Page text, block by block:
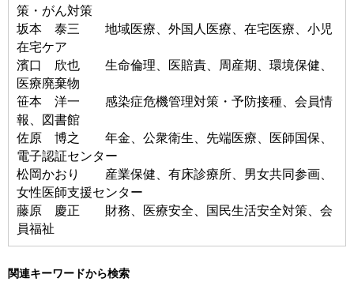
策・がん対策
坂本 泰三 地域医療、外国人医療、在宅医療、小児
在宅ケア
濱口 欣也 生命倫理、医賠責、周産期、環境保健、
医療廃棄物
笹本 洋一 感染症危機管理対策・予防接種、会員情
報、図書館
佐原 博之 年金、公衆衛生、先端医療、医師国保、
電子認証センター
松岡かおり 産業保健、有床診療所、男女共同参画、
女性医師支援センター
藤原 慶正 財務、医療安全、国民生活安全対策、会
員福祉
関連キーワードから検索